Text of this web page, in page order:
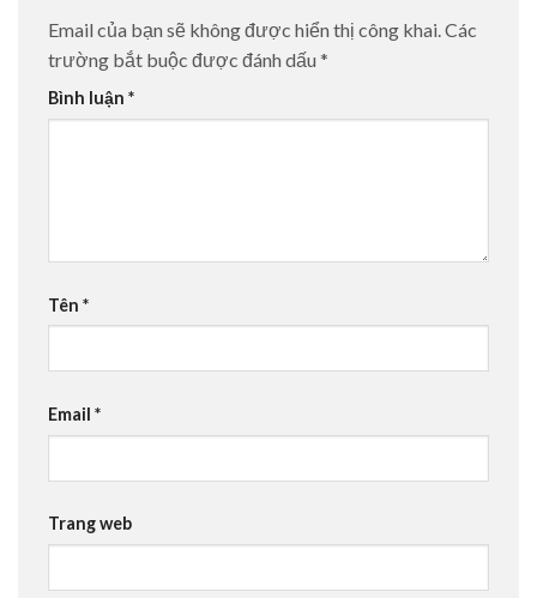
Email của bạn sẽ không được hiển thị công khai.Các
trường bắt buộc được đánh dấu *
Bình luận *
Tên *
Email *
Trang web